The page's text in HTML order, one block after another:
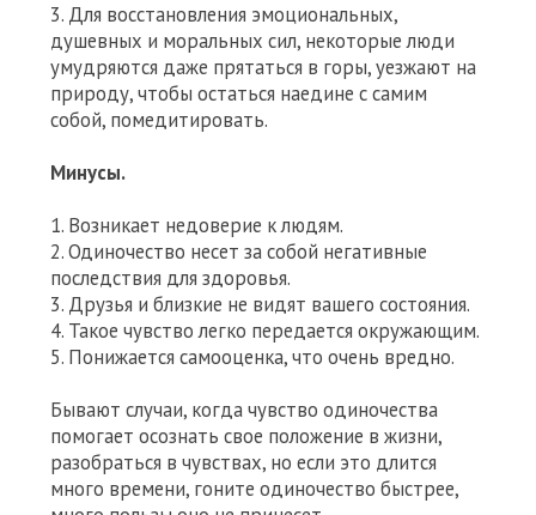
3. Для восстановления эмоциональных,
душевных и моральных сил, некоторые люди
умудряются даже прятаться в горы, уезжают на
природу, чтобы остаться наедине с самим
собой, помедитировать.
Минусы.
1. Возникает недоверие к людям.
2. Одиночество несет за собой негативные
последствия для здоровья.
3. Друзья и близкие не видят вашего состояния.
4. Такое чувство легко передается окружающим.
5. Понижается самооценка, что очень вредно.
Бывают случаи, когда чувство одиночества
помогает осознать свое положение в жизни,
разобраться в чувствах, но если это длится
много времени, гоните одиночество быстрее,